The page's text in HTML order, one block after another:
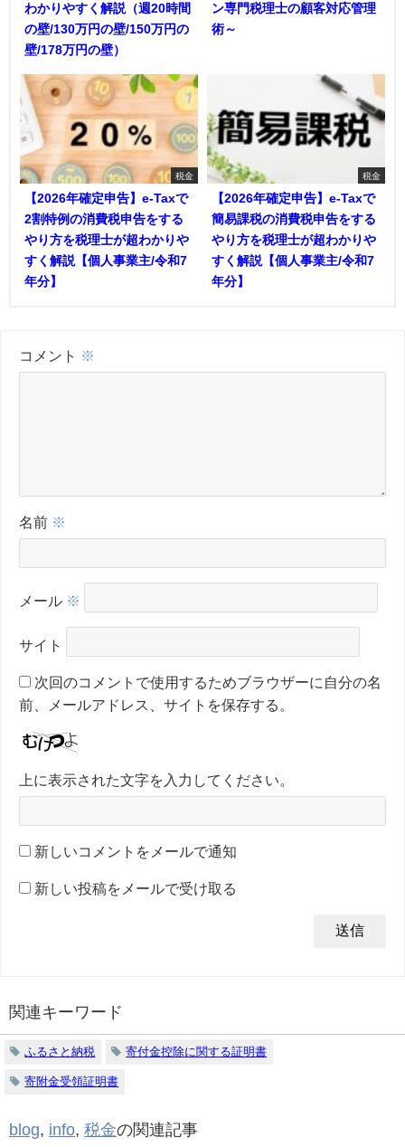
わかりやすく解説（週20時間
の壁/130万円の壁/150万円の
壁/178万円の壁）
ン専門税理士の顧客対応管理
術～
税金
【2026年確定申告】e-Taxで
2割特例の消費税申告をする
やり方を税理士が超わかりや
すく解説【個人事業主/令和7
年分】
税金
【2026年確定申告】e-Taxで
簡易課税の消費税申告をする
やり方を税理士が超わかりや
すく解説【個人事業主/令和7
年分】
コメント ※
名前 ※
メール ※
サイト
次回のコメントで使用するためブラウザーに自分の名
前、メールアドレス、サイトを保存する。
上に表示された文字を入力してください。
新しいコメントをメールで通知
新しい投稿をメールで受け取る
関連キーワード
ふるさと納税 寄付金控除に関する証明書
寄附金受領証明書
blog info 税金の関連記事